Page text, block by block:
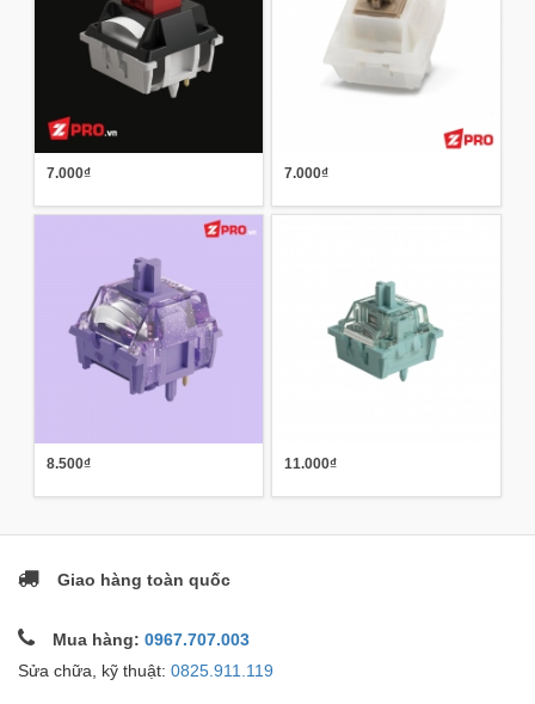
7.000₫ 7.000₫
8.500₫ 11.000₫
Giao hàng toàn quốc
Mua hàng: 0967.707.003
Sửa chữa, kỹ thuật: 0825.911.119